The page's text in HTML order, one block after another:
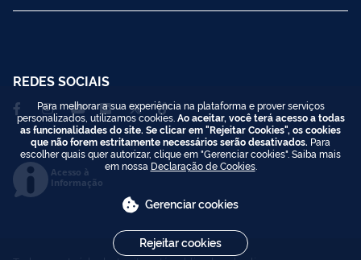
REDES SOCIAIS
Acesso à
Informação
Para melhorar a sua experiência na plataforma e prover serviços
personalizados, utilizamos cookies. Ao aceitar, você terá acesso a todas
as funcionalidades do site. Se clicar em "Rejeitar Cookies", os cookies
que não forem estritamente necessários serão desativados. Para
escolher quais quer autorizar, clique em "Gerenciar cookies". Saiba mais
em nossa Declaração de Cookies.
Gerenciar cookies
Rejeitar cookies